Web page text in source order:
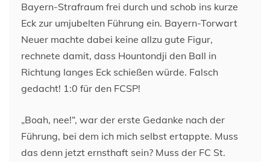
Bayern-Strafraum frei durch und schob ins kurze
Eck zur umjubelten Führung ein. Bayern-Torwart
Neuer machte dabei keine allzu gute Figur,
rechnete damit, dass Hountondji den Ball in
Richtung langes Eck schießen würde. Falsch
gedacht! 1:0 für den FCSP!
„Boah, nee!“, war der erste Gedanke nach der
Führung, bei dem ich mich selbst ertappte. Muss
das denn jetzt ernsthaft sein? Muss der FC St.